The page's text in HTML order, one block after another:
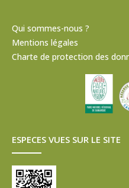
Qui sommes-nous ?
Mentions légales
Charte de protection des
ESPECES VUES SUR LE SITE